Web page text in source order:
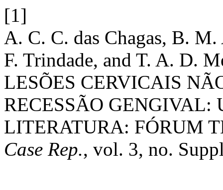
[1]
A. C. C. das Chagas, B.
F. Trindade, and T. A. D.
LESÕES CERVICAIS
RECESSÃO GENGIVAL:
LITERATURA: FÓRUM
Case Rep., vol. 3, no.